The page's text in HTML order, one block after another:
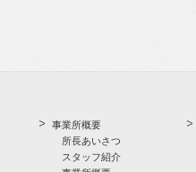
事業所概要
所長あいさつ
スタッフ紹介